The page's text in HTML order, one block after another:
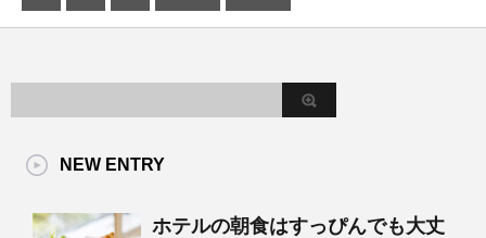
NEW ENTRY
ホテルの朝食はすっぴんでも大丈